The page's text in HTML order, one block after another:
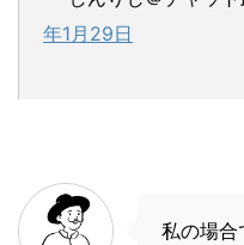
年1月29日
私の場合